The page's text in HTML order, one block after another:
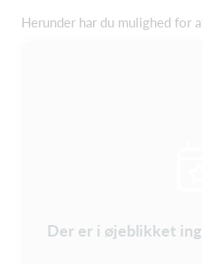
Herunder har du mulighed for
Der er i øjeblikket